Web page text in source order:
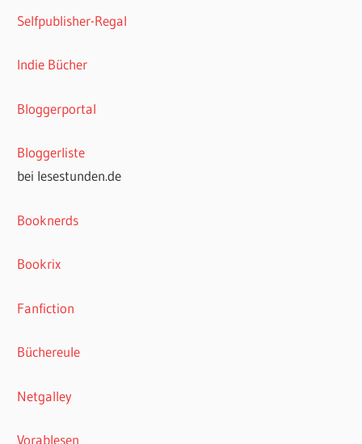
Selfpublisher-Regal
Indie Bücher
Bloggerportal
Bloggerliste
bei lesestunden.de
Booknerds
Bookrix
Fanfiction
Büchereule
Netgalley
Vorablesen